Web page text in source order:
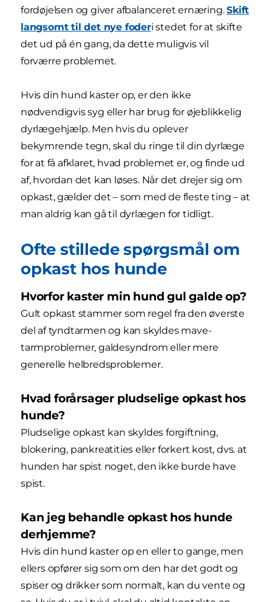
fordøjelsen og giver afbalanceret ernæring.Skift
langsomt til det nye foderi stedet for at skifte
det ud på én gang, da dette muligvis vil
forværre problemet.
Hvis din hund kaster op, er den ikke
nødvendigvis syg eller har brug for øjeblikkelig
dyrlægehjælp. Men hvis du oplever
bekymrende tegn, skal du ringe til din dyrlæge
for at få afklaret, hvad problemet er, og finde ud
af, hvordan det kan løses. Når det drejer sig om
opkast, gælder det – som med de fleste ting – at
man aldrig kan gå til dyrlægen for tidligt.
Ofte stillede spørgsmål om
opkast hos hunde
Hvorfor kaster min hund gul galde op?
Gult opkast stammer som regel fra den øverste
del af tyndtarmen og kan skyldes mave-
tarmproblemer, galdesyndrom eller mere
generelle helbredsproblemer.
Hvad forårsager pludselige opkast hos
hunde?
Pludselige opkast kan skyldes forgiftning,
blokering, pankreatities eller forkert kost, dvs. at
hunden har spist noget, den ikke burde have
spist.
Kan jeg behandle opkast hos hunde
derhjemme?
Hvis din hund kaster op en eller to gange, men
ellers opfører sig som om den har det godt og
spiser og drikker som normalt, kan du vente og